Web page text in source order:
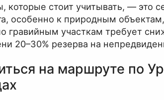
которые стоит учитывать, — это
особенно к природным
гравийным участкам требует
20–30% резерва на
на маршруте по